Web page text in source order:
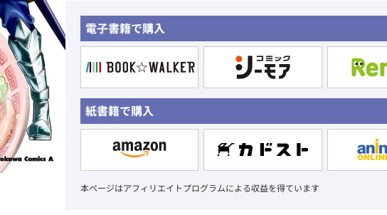
電子書籍で購入
紙書籍で購入
本ページはアフィリエイトプログラムによる収益を得ています